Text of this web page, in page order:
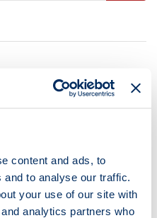
content and ads, to
to analyse our traffic.
your use of our site with
analytics partners who
Awards
Argelia
Cesar Cegarra